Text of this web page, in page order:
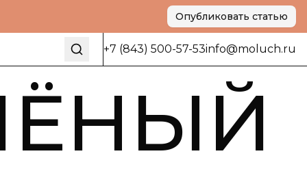
Опубликовать статью
+7 (843) 500-57-53info@moluch.ru